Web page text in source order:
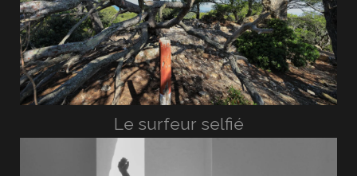
Le surfeur selfié